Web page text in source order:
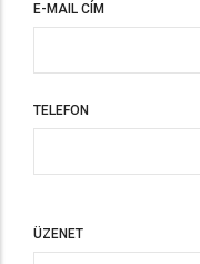
E-MAIL CÍM
TELEFON
ÜZENET